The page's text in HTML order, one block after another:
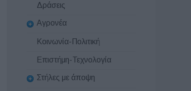
Δράσεις
Αγρονέα
Κοινωνία-Πολιτική
Επιστήμη-Τεχνολογία
Στήλες με άποψη